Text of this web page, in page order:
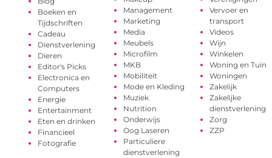
Boeken en
Tijdschriften
Cadeau
Dienstverlening
Dieren
Editor's Picks
Electronica en
Computers
Energie
Entertainment
Eten en drinken
Financieel
Fotografie
Management
Marketing
Media
Meubels
Microfilm
MKB
Mobiliteit
Mode en Kleding
Muziek
Nutrition
Onderwijs
Oog Laseren
Particuliere
dienstverlening
Vervoer en
transport
Videos
Wijn
Winkelen
Woning en Tuin
Woningen
Zakelijk
Zakelijke
dienstverlening
Zorg
ZZP